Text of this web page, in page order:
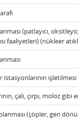
(patlayıcı,
faaliyetleri) (nükleer
istasyonlarının işletilmesi
çalı, çırpı, moloz
(çöpler, geri